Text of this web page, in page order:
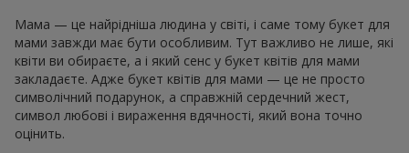
Мама — це найрідніша людина у світі, і саме тому букет для
мами завжди має бути особливим. Тут важливо не лише, які
квіти ви обираєте, а і який сенс у букет квітів для мами
закладаєте. Адже букет квітів для мами — це не просто
символічний подарунок, а справжній сердечний жест,
символ любові і вираження вдячності, який вона точно
оцінить.